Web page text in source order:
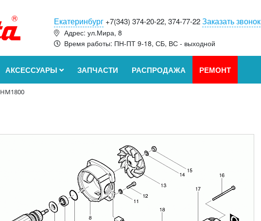
Екатеринбург +7(343) 374-20-22, 374-77-22 Заказать звонок
Адрес: ул.Мира, 8
Время работы: ПН-ПТ 9-18, СБ, ВС - выходной
АКСЕССУАРЫ ЗАПЧАСТИ РАСПРОДАЖА РЕМОНТ
HM1800